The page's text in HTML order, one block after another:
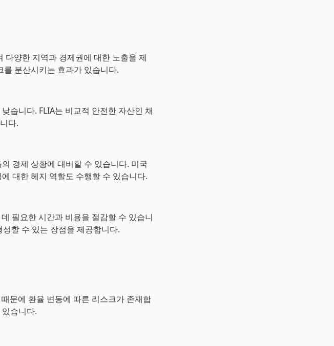
다양한 지역과 경제권에 대한 노출을 제
분산시키는 효과가 있습니다.
습니다. FLIA는 비교적 안전한 자산인 채
다.
경제 상황에 대비할 수 있습니다. 미국
대한 헤지 역할도 수행할 수 있습니다.
필요한 시간과 비용을 절감할 수 있습니
할 수 있는 장점을 제공합니다.
문에 환율 변동에 따른 리스크가 존재합
습니다.